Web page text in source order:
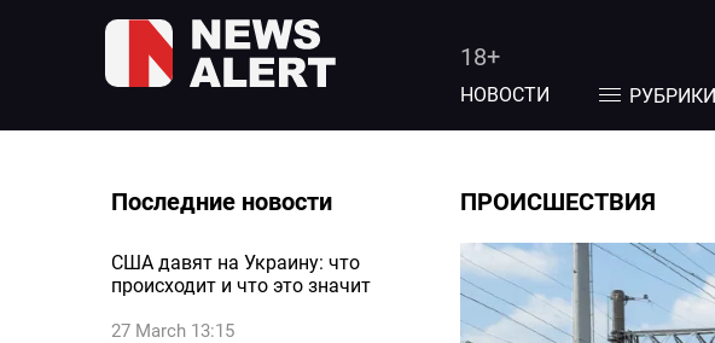
18+
НОВОСТИ РУБРИКИ
Последние новости
США давят на Украину: что
происходит и что это значит
27 March 13:15
ПРОИСШЕСТВИЯ